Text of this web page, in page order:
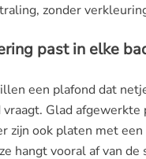
zonder
past in elke
een plafond dat
Glad afgewerkte
zijn ook platen met
hangt vooral af van de